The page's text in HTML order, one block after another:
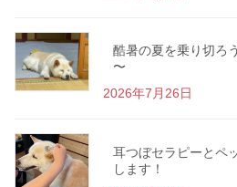
酷暑の夏を乗り切ろ
〜
2026年7月26日
耳つぼセラピーとペ
します！